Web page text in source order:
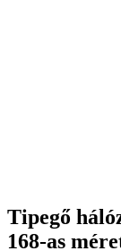
Tipegő
168-as